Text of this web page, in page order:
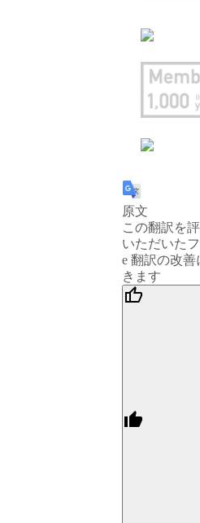
原文
この翻訳を
いただいた
e 翻訳の改
きます